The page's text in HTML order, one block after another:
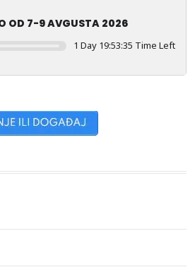
OD 7-9 AVGUSTA 2026
1 Day 19:53:35 Time Left